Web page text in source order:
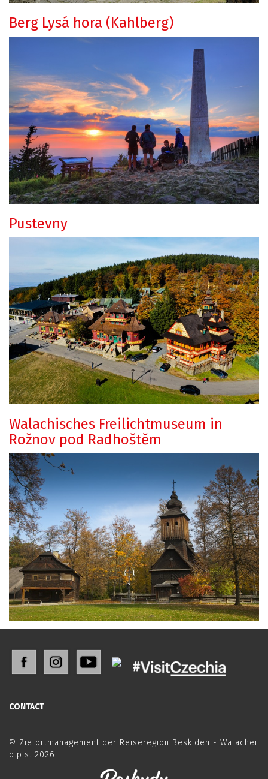
Berg Lysá hora (Kahlberg)
Pustevny
Walachisches Freilichtmuseum in
Rožnov pod Radhoštěm
CONTACT
© Zielortmanagement der Reiseregion Beskiden - Walachei
o.p.s. 2026